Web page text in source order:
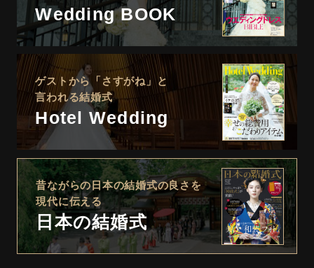
Wedding BOOK
ゲストから「さすがね」と
言われる結婚式
Hotel Wedding
昔ながらの日本の結婚式の良さを
現代に伝える
日本の結婚式